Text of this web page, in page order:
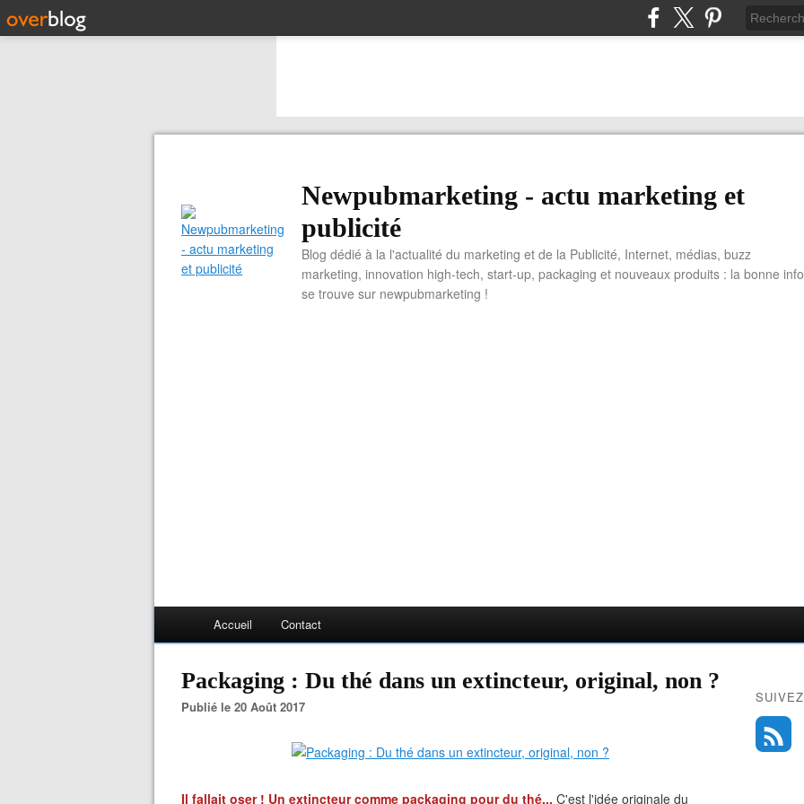
Newpubmarketing - actu marketing et
publicité
Blog dédié à la l'actualité du marketing et de la Publicité, Internet, médias, buzz
marketing, innovation high-tech, start-up, packaging et nouveaux produits : la bonne info
se trouve sur newpubmarketing !
Accueil Contact
Packaging : Du thé dans un extincteur, original, non ?
Publié le 20 Août 2017
Il fallait oser ! Un extincteur comme packaging pour du thé... C'est l'idée originale du